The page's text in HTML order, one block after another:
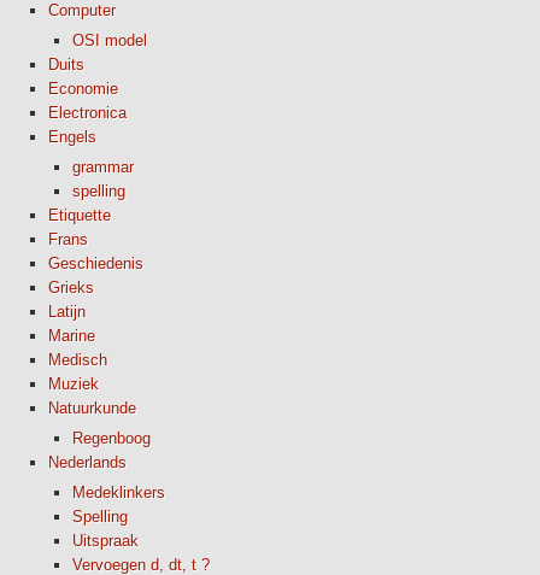
Computer
OSI model
Duits
Economie
Electronica
Engels
grammar
spelling
Etiquette
Frans
Geschiedenis
Grieks
Latijn
Marine
Medisch
Muziek
Natuurkunde
Regenboog
Nederlands
Medeklinkers
Spelling
Uitspraak
Vervoegen d, dt, t ?